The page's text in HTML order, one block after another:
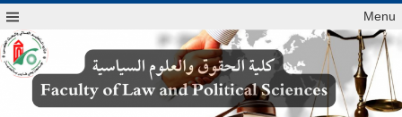
Menu